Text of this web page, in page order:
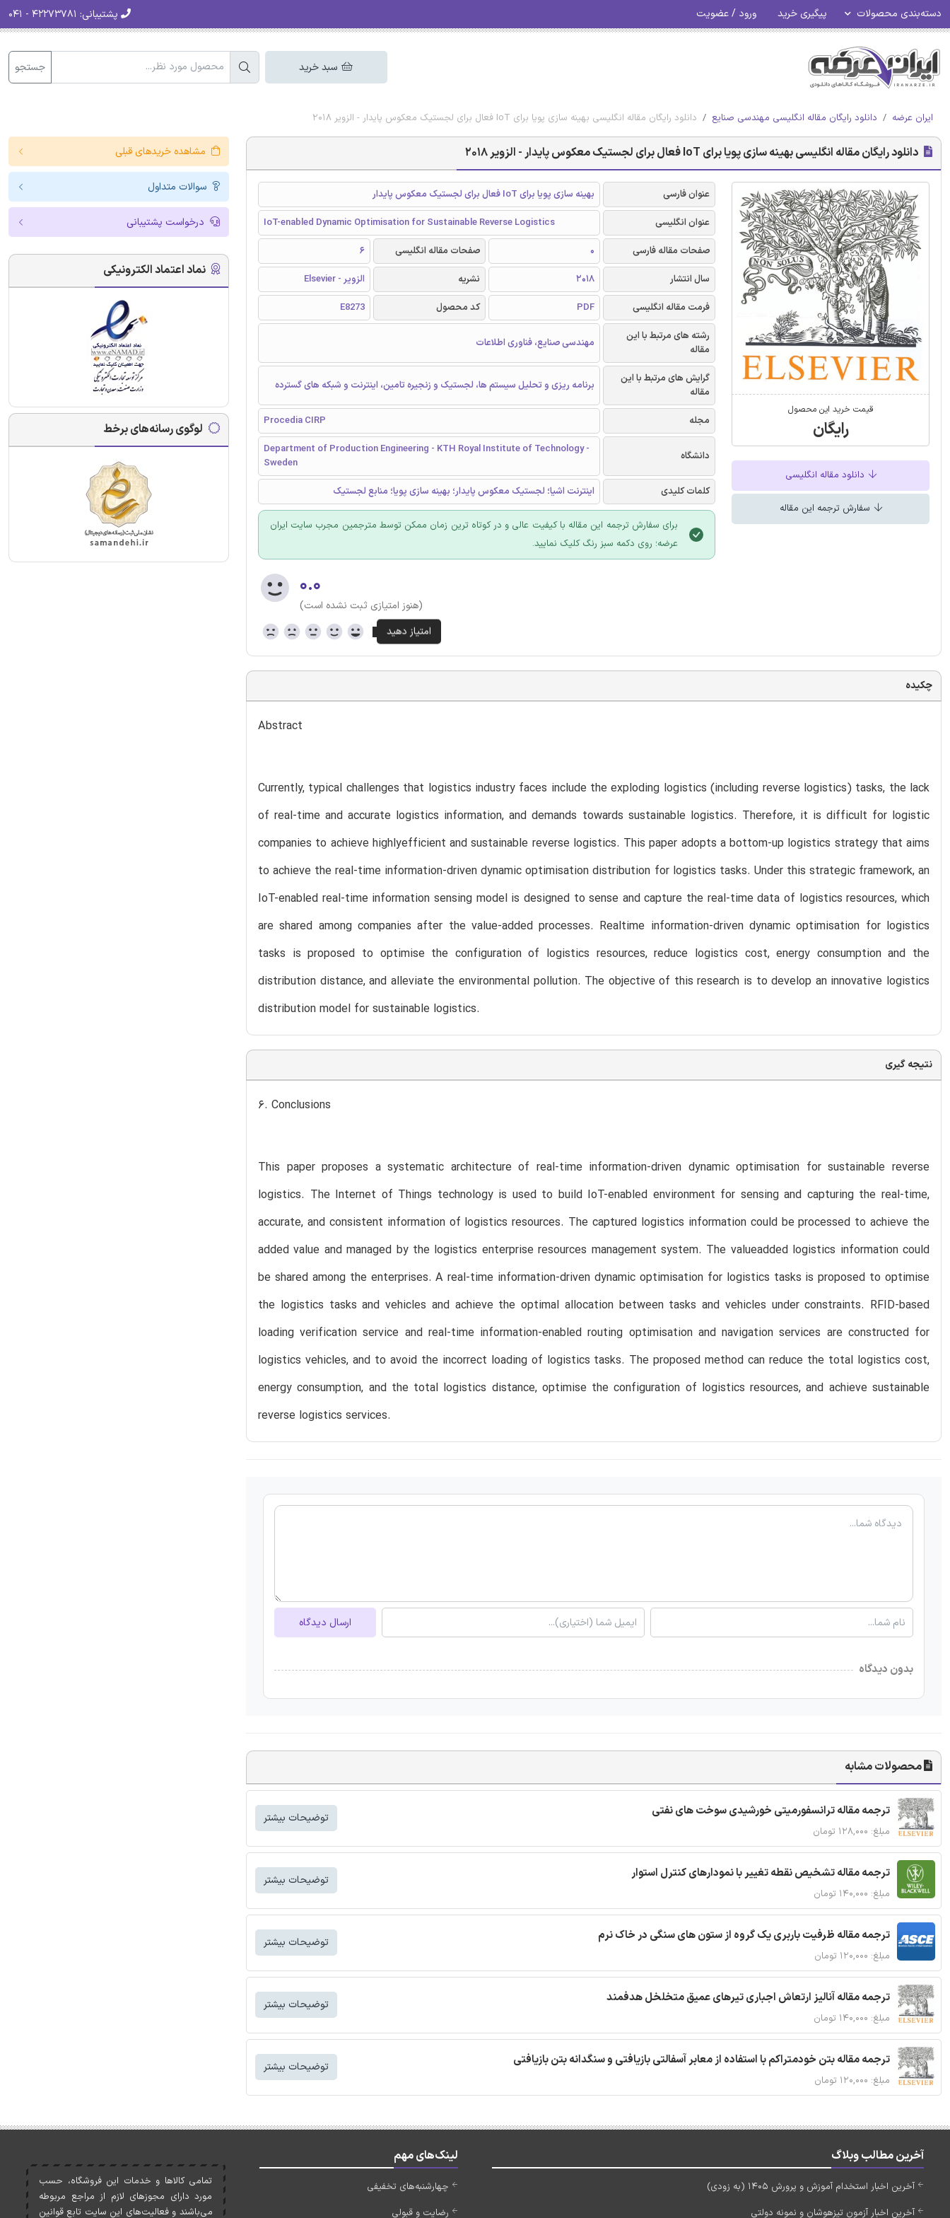
دسته‌بندی محصولات پیگیری خرید ورود / عضویت پشتیبانی:
سبد خرید جستجو
ایران عرضه دانلود رایگان مقاله انگلیسی مهندسی صنایع دانلود رایگان مقاله انگلیسی بهینه سازی پویا برای IoT فعال برای لجستیک معکوس پایدار - الزویر 2018
دانلود رایگان مقاله انگلیسی بهینه سازی پویا برای IoT فعال برای لجستیک معکوس پایدار - الزویر 2018
قیمت خرید این محصول
رایگان
دانلود مقاله انگلیسی
سفارش ترجمه این مقاله
عنوان فارسی
بهینه سازی پویا برای IoT فعال برای لجستیک معکوس پایدار
عنوان انگلیسی
IoT-enabled Dynamic Optimisation for Sustainable Reverse Logistics
صفحات مقاله فارسی
0 صفحات مقاله انگلیسی
6
سال انتشار
2018 نشریه
الزویر - Elsevier
فرمت مقاله انگلیسی
PDF کد محصول
E8273
رشته های مرتبط با این
مقاله
مهندسی صنایع، فناوری اطلاعات
گرایش های مرتبط با این
مقاله
برنامه ریزی و تحلیل سیستم ها، لجستیک و زنجیره تامین، اینترنت و شبکه های گسترده
مجله Procedia CIRP
دانشگاه
Department of Production Engineering - KTH Royal Institute of Technology -
Sweden
کلمات کلیدی
اینترنت اشیا؛ لجستیک معکوس پایدار؛ بهینه سازی پویا؛ منابع لجستیک
برای سفارش ترجمه این مقاله با کیفیت عالی و در کوتاه ترین زمان ممکن توسط مترجمین مجرب سایت ایران
عرضه؛ روی دکمه سبز رنگ کلیک نمایید.
۰.۰
(هنوز امتیازی ثبت نشده است)
چکیده
Abstract
Currently, typical challenges that logistics industry faces include the exploding logistics (including reverse logistics) tasks, the lack
of real-time and accurate logistics information, and demands towards sustainable logistics. Therefore, it is difficult for logistic
companies to achieve highlyefficient and sustainable reverse logistics. This paper adopts a bottom-up logistics strategy that aims
to achieve the real-time information-driven dynamic optimisation distribution for logistics tasks. Under this strategic framework, an
IoT-enabled real-time information sensing model is designed to sense and capture the real-time data of logistics resources, which
are shared among companies after the value-added processes. Realtime information-driven dynamic optimisation for logistics
tasks is proposed to optimise the configuration of logistics resources, reduce logistics cost, energy consumption and the
distribution distance, and alleviate the environmental pollution. The objective of this research is to develop an innovative logistics
distribution model for sustainable logistics.
نتیجه گیری
6. Conclusions
This paper proposes a systematic architecture of real-time information-driven dynamic optimisation for sustainable reverse
logistics. The Internet of Things technology is used to build IoT-enabled environment for sensing and capturing the real-time,
accurate, and consistent information of logistics resources. The captured logistics information could be processed to achieve the
added value and managed by the logistics enterprise resources management system. The valueadded logistics information could
be shared among the enterprises. A real-time information-driven dynamic optimisation for logistics tasks is proposed to optimise
the logistics tasks and vehicles and achieve the optimal allocation between tasks and vehicles under constraints. RFID-based
loading verification service and real-time information-enabled routing optimisation and navigation services are constructed for
logistics vehicles, and to avoid the incorrect loading of logistics tasks. The proposed method can reduce the total logistics cost,
energy consumption, and the total logistics distance, optimise the configuration of logistics resources, and achieve sustainable
reverse logistics services.
ارسال دیدگاه
بدون دیدگاه
محصولات مشابه
ترجمه مقاله ترانسفورمیتی خورشیدی سوخت های نفتی
مبلغ: ۱۲۸,۰۰۰ تومان
توضیحات بیشتر
ترجمه مقاله تشخیص نقطه تغییر با نمودارهای کنترل استوار
مبلغ: ۱۴۰,۰۰۰ تومان
توضیحات بیشتر
ترجمه مقاله ظرفیت باربری یک گروه از ستون های سنگی در خاک نرم
مبلغ: ۱۲۰,۰۰۰ تومان
توضیحات بیشتر
ترجمه مقاله آنالیز ارتعاش اجباری تیرهای عمیق متخلخل هدفمند
مبلغ: ۱۴۰,۰۰۰ تومان
توضیحات بیشتر
ترجمه مقاله بتن خودمتراکم با استفاده از معابر آسفالتی بازیافتی و سنگدانه بتن بازیافتی
مبلغ: ۱۲۰,۰۰۰ تومان
توضیحات بیشتر
مشاهده خریدهای قبلی
سوالات متداول
درخواست پشتیبانی
نماد اعتماد الکترونیکی
لوگوی رسانه‌های برخط
آخرین مطالب وبلاگ
آخرین اخبار استخدام آموزش و پرورش 1405 (به زودی)
آخرین اخبار آزمون تیزهوشان و نمونه دولتی
لینک‌های مهم
چهارشنبه‌های تخفیفی
رضایت و قبولی
تمامی کالاها و خدمات اين فروشگاه، حسب
مورد دارای مجوزهای لازم از مراجع مربوطه
می‌باشند و فعاليت‌های اين سايت تابع قوانين